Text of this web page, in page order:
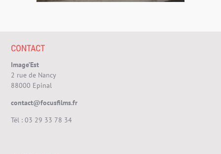
CONTACT
Image’Est
2 rue de Nancy
88000 Epinal
contact@focusfilms.fr
Tél :03 29 33 78 34